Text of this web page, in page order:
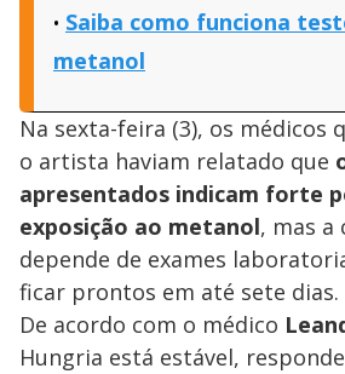
Saiba como funciona
metanol
Na sexta-feira (3), os médicos
o artista haviam relatado que
apresentados indicam forte
exposição ao metanol, mas a
depende de exames
ficar prontos em até sete dias.
De acordo com o médico
Hungria está estável,